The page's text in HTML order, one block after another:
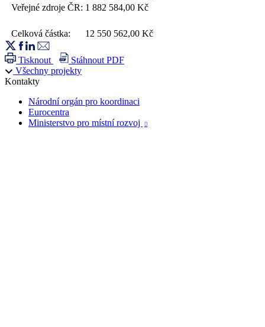
Veřejné zdroje ČR: 1 882 584,00 Kč
Celková částka: 12 550 562,00 Kč
Tisknout
Stáhnout PDF
Všechny projekty
Kontakty
Národní orgán pro koordinaci
Eurocentra
Ministerstvo pro místní rozvoj
